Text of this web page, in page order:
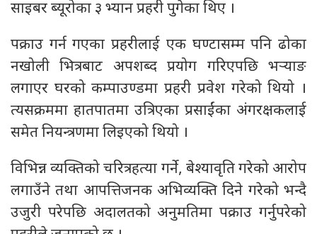
साइबर ब्यूरोका ३ भ्यान प्रहरी पुगेका थिए ।
पक्राउ गर्न गएका प्रहरीलाई एक घण्टासम्म पनि ढोका
नखोली भित्रबाट अपशब्द प्रयोग गरिएपछि भर्‍याङ
लगाएर घरको कम्पाउण्डमा प्रहरी प्रवेश गरेको थियो ।
त्यसक्रममा हातपातमा उत्रिएका प्रसाईंका अंगरक्षकलाई
समेत नियन्त्रणमा लिइएको थियो ।
विभिन्न व्यक्तिको चरित्रहत्या गर्ने, बेश्यावृति गरेको आरोप
लगाउँने तथा आपत्तिजनक अभिव्यक्ति दिने गरेको भन्दै
उजुरी परेपछि अदालतको अनुमतिमा पक्राउ गर्नुपरेको